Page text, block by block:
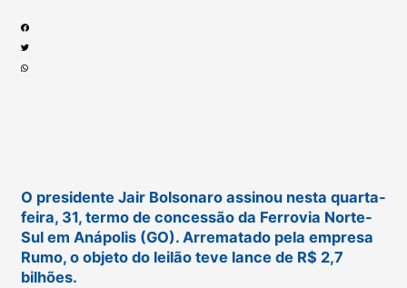
O presidente Jair Bolsonaro assinou nesta quarta-
feira, 31, termo de concessão da Ferrovia Norte-
Sul em Anápolis (GO). Arrematado pela empresa
Rumo, o objeto do leilão teve lance de R$ 2,7
bilhões.